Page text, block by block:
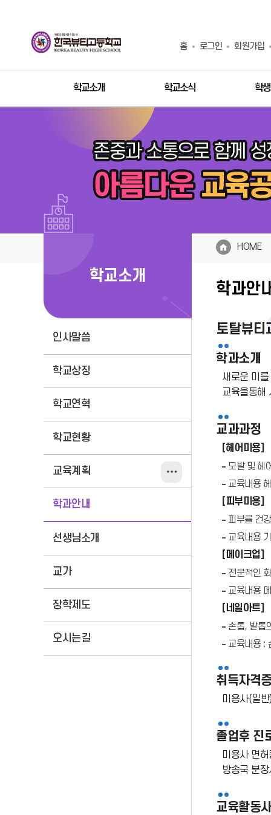
홈 로그인 회원가입
학교소개 학교소식 학
학교소개
인사말씀
학교상징
학교연혁
학교현황
교육계획
학과안내
선생님소개
교가
장학제도
오시는길
HOME
학과안
토탈뷰티
학과소개
새로운 미
교육을통해
교과과정
[헤어미용]
모발 및 헤
교육내용
[피부미용]
피부를 건
교육내용
[메이크업]
전문적인
교육내용
[네일아트]
손톱, 발톱
교육내용 :
취득자격
미용사(일
졸업후 진
미용사 면
방송국 분장
교육활동